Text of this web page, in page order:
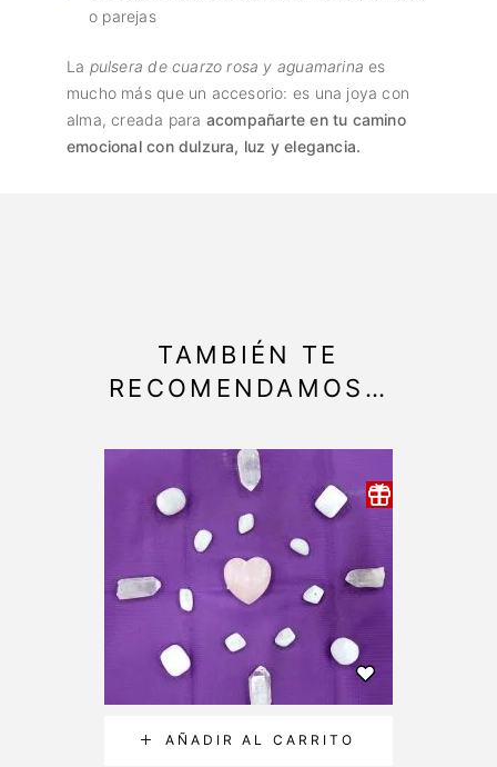
o parejas
La pulsera de cuarzo rosa y aguamarina es
mucho más que un accesorio: es una joya con
alma, creada para acompañarte en tu camino
emocional con dulzura, luz y elegancia.
TAMBIÉN TE
RECOMENDAMOS…
AÑADIR AL CARRITO